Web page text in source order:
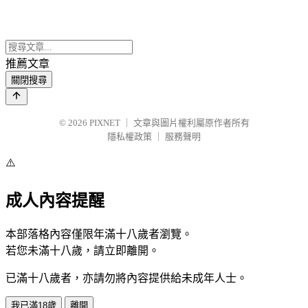
推薦文章
關閉搜尋
© 2026 PIXNET
文章與圖片權利屬原作者所有
隱私權政策
服務聲明
⚠️
成人內容提醒
本部落格內容僅限年滿十八歲者瀏覽。
若您未滿十八歲，請立即離開。
已滿十八歲者，亦請勿將內容提供給未成年人士。
我已滿18歲 離開